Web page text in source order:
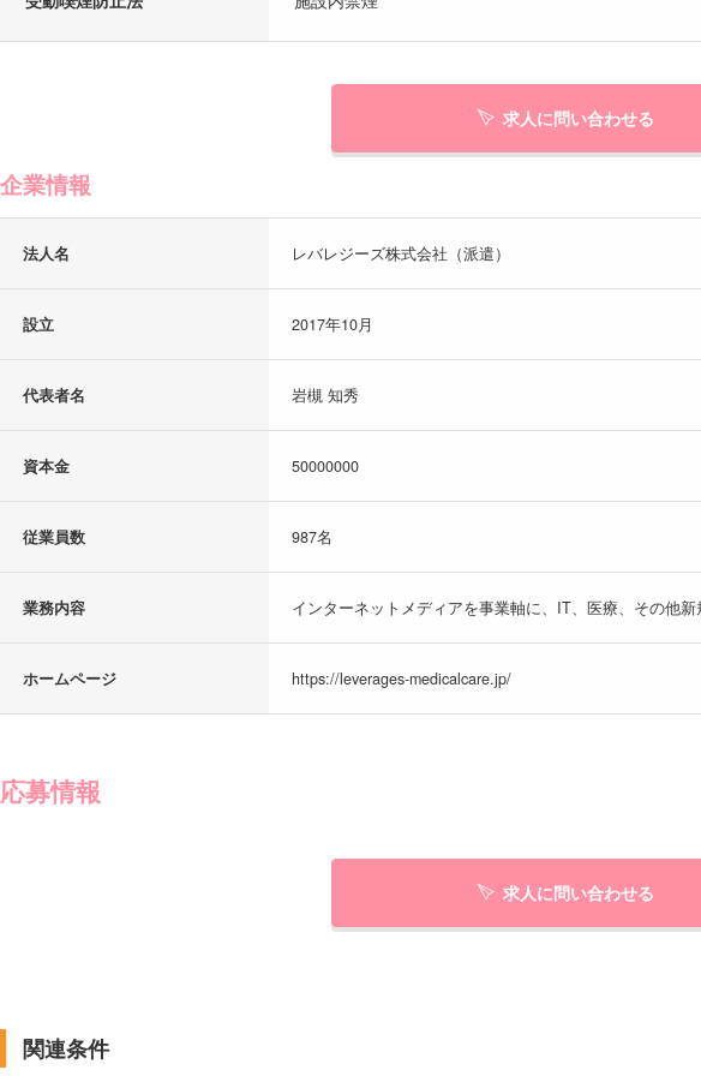
求人に問い合わせる
企業情報
法人名 レバレジーズ株式会社（派遣）
設立 2017年10月
代表者名 岩槻 知秀
資本金 50000000
従業員数 987名
業務内容 インターネットメディアを事業軸に、IT、医療、その他
ホームページ https://leverages-medicalcare.jp/
応募情報
求人に問い合わせる
関連条件